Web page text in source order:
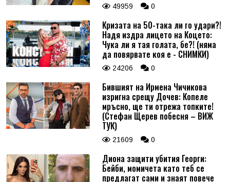
49959 0
Кризата на 50-така ли го удари?!
Надя издра лицето на Коцето:
Чука ли я тая голата, бе?! (няма
да повярвате коя е - СНИМКИ)
24206 0
Бившият на Ирмена Чичикова
изригна срещу Дочев: Копеле
мръсно, ще ти отрежа топките!
(Стефан Щерев побесня – ВИЖ
ТУК)
21609 0
Диона защити убития Георги:
Бейби, момичета като теб се
предлагат сами и знаят повече